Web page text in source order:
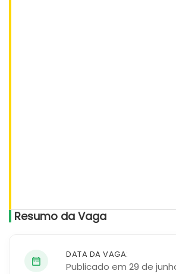
Resumo da Vaga
DATA DA VAGA:
Publicado em 29 de